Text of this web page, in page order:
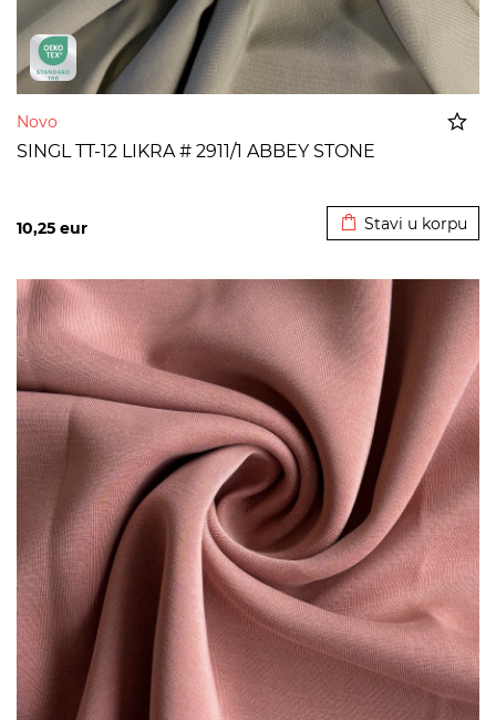
Novo
SINGL TT-12 LIKRA # 2911/1 ABBEY STONE
10,25 eur Stavi u korpu